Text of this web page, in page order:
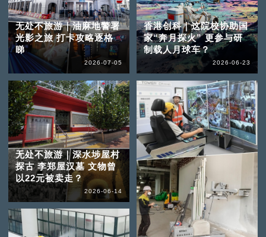
无处不旅游｜油麻地警署
光影之旅 打卡攻略逐格
睇
2026-07-05
香港创科｜这院校协助国
家“奔月探火” 更参与研
制载人月球车？
2026-06-23
无处不旅游｜深水埗屋村
探古 李郑屋汉墓 文物曾
以22元被卖走？
2026-06-14